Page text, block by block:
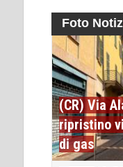
Foto
(CR) Via
ripristino
di gas